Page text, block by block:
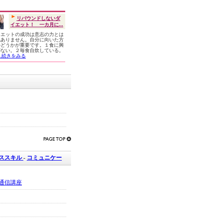
リバウンドしないダ
イエット！ 一カ月に...
ットの成功は意志の力とは
りません。自分に向いた方
うかが重要です。１食に興
い。２毎食自炊している。
続きをみる
スキル- コミュニケー
信講座